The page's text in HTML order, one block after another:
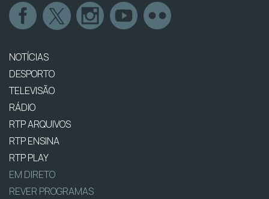
NOTÍCIAS
DESPORTO
TELEVISÃO
RÁDIO
RTP ARQUIVOS
RTP ENSINA
RTP PLAY
EM DIRETO
REVER PROGRAMAS